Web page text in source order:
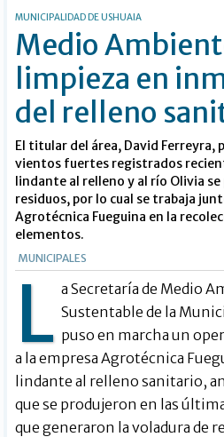
MUNICIPALIDAD DE USHUAIA
Medio
limpieza en
del relleno
El titular del área, David Ferreyra,
vientos fuertes registrados
lindante al relleno y al río Olivia
residuos, por lo cual se trabaja
Agrotécnica Fueguina en la
elementos.
MUNICIPALES
L a Secretaría de Medio
Sustentable de la
puso en marcha un
a la empresa Agrotécnica
lindante al relleno sanitario,
que se produjeron en las
que generaron la voladura de